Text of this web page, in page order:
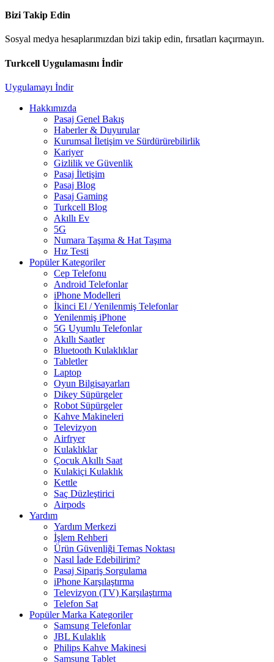
Bizi Takip Edin
Sosyal medya hesaplarımızdan bizi takip edin, fırsatları kaçırmayın.
Turkcell Uygulamasını İndir
Uygulamayı İndir
Hakkımızda
Pasaj Genel Bakış
Haberler & Duyurular
Kurumsal İletişim ve Sürdürürebilirlik
Kariyer
Gizlilik ve Güvenlik
Pasaj İletişim
Pasaj Blog
Pasaj Gaming
Turkcell Blog
Akıllı Ev
5G
Numara Taşıma & Hat Taşıma
Hız Testi
Popüler Kategoriler
Cep Telefonu
Android Telefonlar
iPhone Modelleri
İkinci El / Yenilenmiş Telefonlar
Yenilenmiş iPhone
5G Uyumlu Telefonlar
Akıllı Saatler
Bluetooth Kulaklıklar
Tabletler
Laptop
Oyun Bilgisayarları
Dikey Süpürgeler
Robot Süpürgeler
Kahve Makineleri
Televizyon
Airfryer
Kulaklıklar
Çocuk Akıllı Saat
Kulakiçi Kulaklık
Kettle
Saç Düzleştirici
Airpods
Yardım
Yardım Merkezi
İşlem Rehberi
Ürün Güvenliği Temas Noktası
Nasıl İade Edebilirim?
Pasaj Sipariş Sorgulama
iPhone Karşılaştırma
Televizyon (TV) Karşılaştırma
Telefon Sat
Popüler Marka Kategoriler
Samsung Telefonlar
JBL Kulaklık
Philips Kahve Makinesi
Samsung Tablet